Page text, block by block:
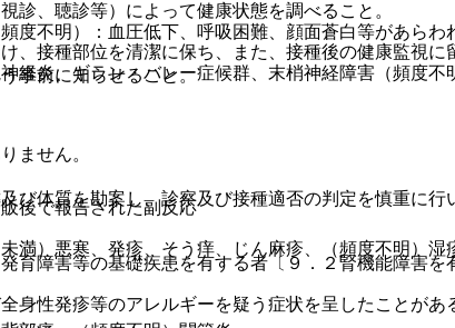
、聴診等）によって健康状態を調べること。
接種部位を清潔に保ち、また、接種後の健康監視
事前に知らせること。
び体質を勘案し、診察及び接種適否の判定を慎重に
障害等の基礎疾患を有する者〔９．２腎機能障害を
性発疹等のアレルギーを疑う症状を呈したことがあ
不明）：血圧低下、呼吸困難、顔面蒼白等があらわ
炎、ギラン・バレー症候群、末梢神経障害（頻度不
後で報告された副反応
）悪寒、発疹、そう痒、じん麻疹、（頻度不明）湿
ません。